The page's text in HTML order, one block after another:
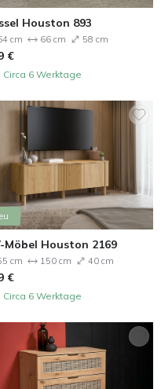
Houston 893
cm 66 cm 58 cm
€
Circa 6 Werktage
Möbel Houston 2169
cm 150 cm 40 cm
€
Circa 6 Werktage